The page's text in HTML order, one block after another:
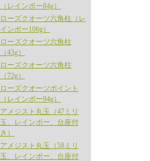
（レインボー84g）
ローズクオーツ六角柱（レ
インボー106g）
ローズクオーツ六角柱
（43g）
ローズクオーツ六角柱
（72g）
ローズクオーツポイント
（レインボー94g）
アメジスト丸玉（47ミリ
玉、レインボー、台座付
き）
アメジスト丸玉（58ミリ
玉、レインボー、台座付